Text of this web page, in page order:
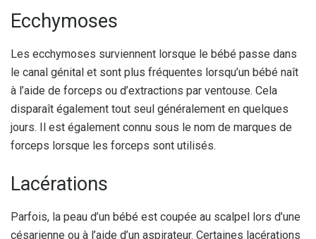
Ecchymoses
Les ecchymoses surviennent lorsque le bébé passe dans
le canal génital et sont plus fréquentes lorsqu’un bébé naît
à l’aide de forceps ou d’extractions par ventouse. Cela
disparaît également tout seul généralement en quelques
jours. Il est également connu sous le nom de marques de
forceps lorsque les forceps sont utilisés.
Lacérations
Parfois, la peau d’un bébé est coupée au scalpel lors d’une
césarienne ou à l’aide d’un aspirateur. Certaines lacérations